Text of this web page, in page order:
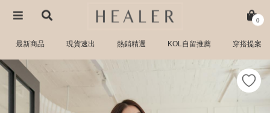
0
最新商品 現貨速出 熱銷精選 KOL自留推薦 穿搭提案